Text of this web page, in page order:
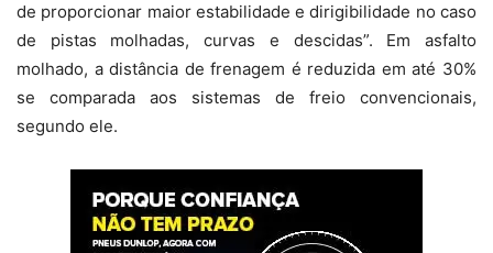
de proporcionar maior estabilidade e dirigibilidade no caso
de pistas molhadas, curvas e descidas”. Em asfalto
molhado, a distância de frenagem é reduzida em até 30%
se comparada aos sistemas de freio convencionais,
segundo ele.